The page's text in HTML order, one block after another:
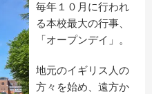
毎年１０月に行われ
る本校最大の行事、
「オープンデイ」。
地元のイギリス人の
方々を始め、遠方か